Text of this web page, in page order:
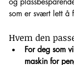
som er svært lett å
Hvem den
For deg som
maskin for